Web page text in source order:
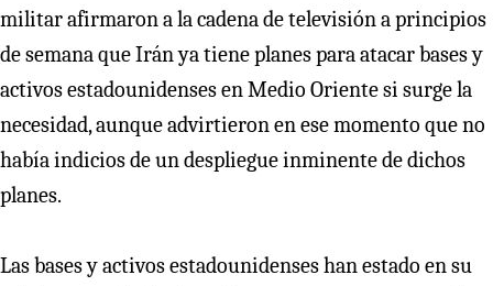
militar afirmaron a la cadena de televisión a principios
de semana que Irán ya tiene planes para atacar bases y
activos estadounidenses en Medio Oriente si surge la
necesidad, aunque advirtieron en ese momento que no
había indicios de un despliegue inminente de dichos
planes.
Las bases y activos estadounidenses han estado en su